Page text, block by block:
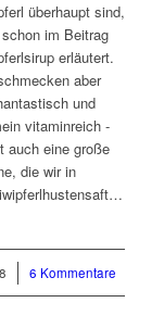
überhaupt sind,
im Beitrag
erläutert.
aber
und
vitaminreich -
auch eine große
die wir in
6 Kommentare